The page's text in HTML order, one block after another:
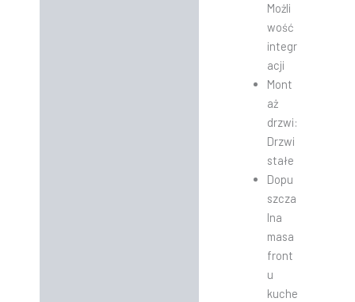
Możli
wość
integr
acji
Mont
aż
drzwi:
Drzwi
stałe
Dopu
szcza
lna
masa
front
u
kuche